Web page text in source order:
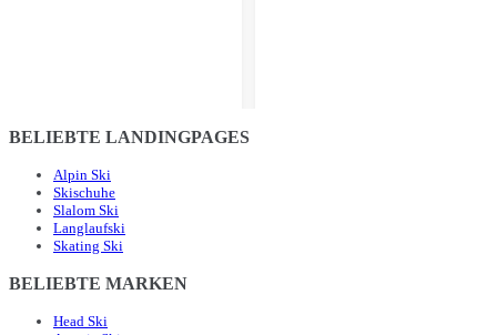
BELIEBTE LANDINGPAGES
Alpin Ski
Skischuhe
Slalom Ski
Langlaufski
Skating Ski
BELIEBTE MARKEN
Head Ski